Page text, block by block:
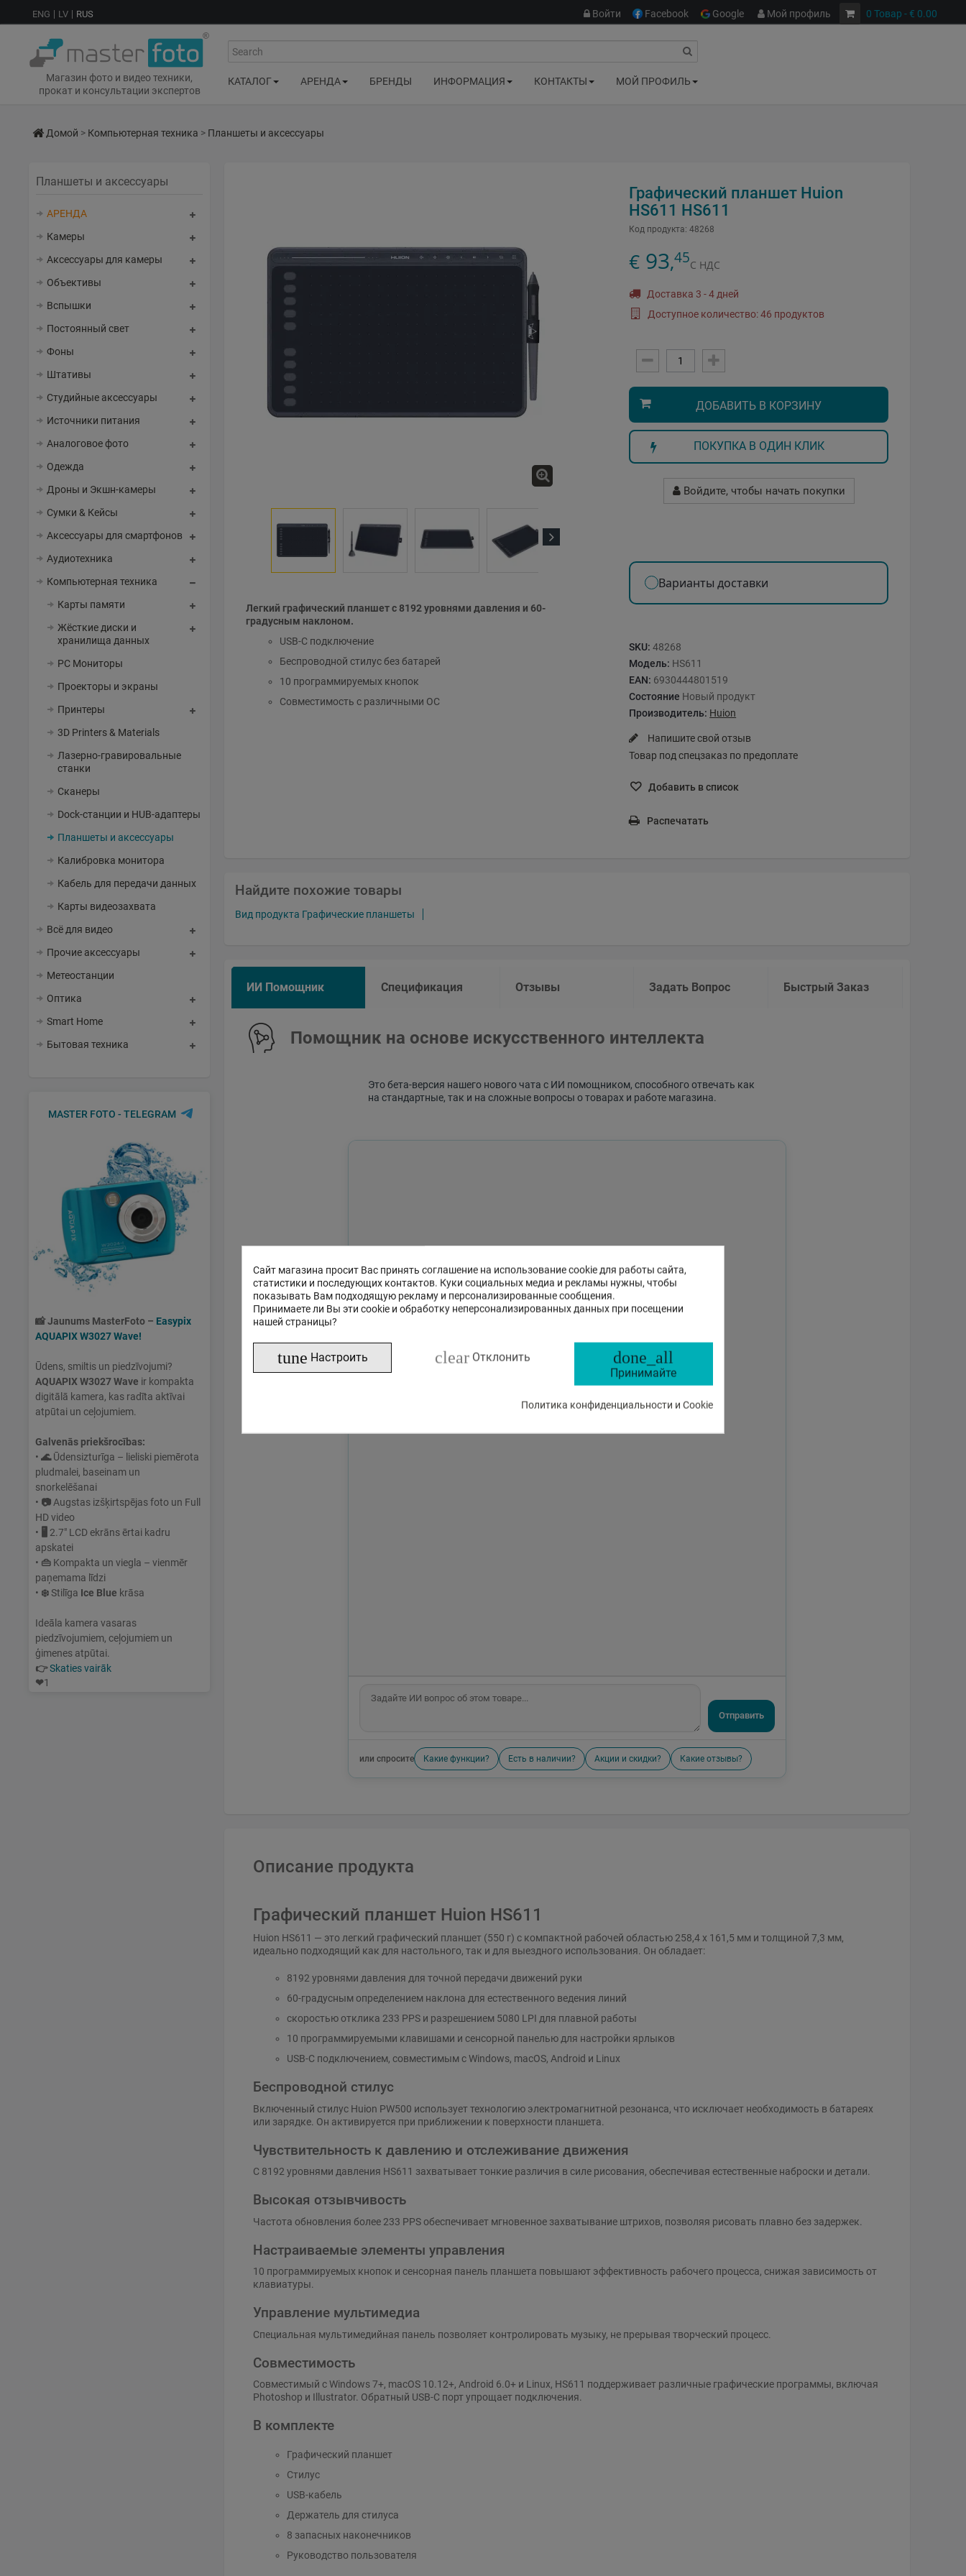
Сайт магазина просит Вас принять соглашение на использование cookie для работы сайта,
статистики и последующих контактов. Куки социальных медиа и рекламы нужны, чтобы
показывать Вам подходящую рекламу и персонализированные сообщения.
Принимаете ли Вы эти cookie и обработку неперсонализированных данных при посещении
нашей страницы?
tune Настроить clear Отклонить done_all
Принимайте
Политика конфиденциальности и Cookie
ENG LV RUS 0 Товар - € 0.00
Войти Facebook Google Мой профиль
Магазин фото и видео техники,
прокат и консультации экспертов
Search
КАТАЛОГ АРЕНДА БРЕНДЫ ИНФОРМАЦИЯ КОНТАКТЫ МОЙ ПРОФИЛЬ
Домой > Компьютерная техника > Планшеты и аксессуары
Планшеты и аксессуары
АРЕНДА
Камеры
Аксессуары для камеры
Объективы
Вспышки
Постоянный свет
Фоны
Штативы
Студийные аксессуары
Источники питания
Аналоговое фото
Одежда
Дроны и Экшн-камеры
Сумки & Кейсы
Аксессуары для смартфонов
Аудиотехника
Компьютерная техника
Карты памяти
Жёсткие диски и
хранилища данных
PC Мониторы
Проекторы и экраны
Принтеры
3D Printers & Materials
Лазерно-гравировальные
станки
Сканеры
Dock-станции и HUB-адаптеры
Планшеты и аксессуары
Калибровка монитора
Кабель для передачи данных
Карты видеозахвата
Всё для видео
Прочие аксессуары
Метеостанции
Оптика
Smart Home
Бытовая техника
MASTER FOTO - TELEGRAM
📸Jaunums MasterFoto – Easypix
AQUAPIX W3027 Wave!
Ūdens, smiltis un piedzīvojumi?
AQUAPIX W3027 Wave ir kompakta
digitālā kamera, kas radīta aktīvai
atpūtai un ceļojumiem.
Galvenās priekšrocības:
• 🌊Ūdensizturīga – lieliski piemērota
pludmalei, baseinam un
snorkelēšanai
• 📷 Augstas izšķirtspējas foto un Full
HD video
• 🖥 2.7" LCD ekrāns ērtai kadru
apskatei
• 👜 Kompakta un viegla – vienmēr
paņemama līdzi
• ❄️Stilīga Ice Blue krāsa
Ideāla kamera vasaras
piedzīvojumiem, ceļojumiem un
ģimenes atpūtai.
👉Skaties vairāk
❤1
Легкий графический планшет с 8192 уровнями давления и 60-
градусным наклоном.
USB-C подключение
Беспроводной стилус без батарей
10 программируемых кнопок
Совместимость с различными ОС
Графический планшет Huion
HS611 HS611
Код продукта: 48268
€ 93,45С НДС
Доставка 3 - 4 дней
Доступное количество: 46 продуктов
ДОБАВИТЬ В КОРЗИНУ
ПОКУПКА В ОДИН КЛИК
Войдите, чтобы начать покупки
Варианты доставки
SKU: 48268
Модель: HS611
EAN: 6930444801519
Состояние Новый продукт
Производитель: Huion
Напишите свой отзыв
Товар под спецзаказ по предоплате
Добавить в список
Распечатать
Найдите похожие товары
Вид продукта Графические планшеты
ИИ Помощник Спецификация Отзывы Задать Вопрос Быстрый Заказ
Помощник на основе искусственного интеллекта
Это бета-версия нашего нового чата с ИИ помощником, способного отвечать как
на стандартные, так и на сложные вопросы о товарах и работе магазина.
Отправить
или спросите Какие функции? Есть в наличии? Акции и скидки? Какие отзывы?
Описание продукта
Графический планшет Huion HS611
Huion HS611 — это легкий графический планшет (550 г) с компактной рабочей областью 258,4 x 161,5 мм и толщиной 7,3 мм,
идеально подходящий как для настольного, так и для выездного использования. Он обладает:
8192 уровнями давления для точной передачи движений руки
60-градусным определением наклона для естественного ведения линий
скоростью отклика 233 PPS и разрешением 5080 LPI для плавной работы
10 программируемыми клавишами и сенсорной панелью для настройки ярлыков
USB-C подключением, совместимым с Windows, macOS, Android и Linux
Беспроводной стилус
Включенный стилус Huion PW500 использует технологию электромагнитной резонанса, что исключает необходимость в батареях
или зарядке. Он активируется при приближении к поверхности планшета.
Чувствительность к давлению и отслеживание движения
С 8192 уровнями давления HS611 захватывает тонкие различия в силе рисования, обеспечивая естественные наброски и детали.
Высокая отзывчивость
Частота обновления более 233 PPS обеспечивает мгновенное захватывание штрихов, позволяя рисовать плавно без задержек.
Настраиваемые элементы управления
10 программируемых кнопок и сенсорная панель планшета повышают эффективность рабочего процесса, снижая зависимость от
клавиатуры.
Управление мультимедиа
Специальная мультимедийная панель позволяет контролировать музыку, не прерывая творческий процесс.
Совместимость
Совместимый с Windows 7+, macOS 10.12+, Android 6.0+ и Linux, HS611 поддерживает различные графические программы, включая
Photoshop и Illustrator. Обратный USB-C порт упрощает подключения.
В комплекте
Графический планшет
Стилус
USB-кабель
Держатель для стилуса
8 запасных наконечников
Руководство пользователя